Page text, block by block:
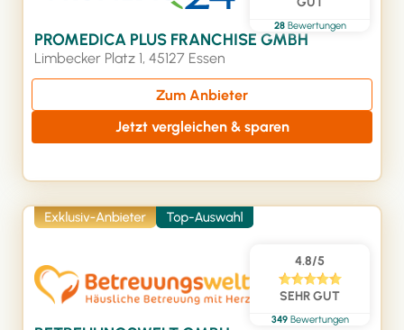
28 Bewertungen
PROMEDICA PLUS FRANCHISE GMBH
Limbecker Platz 1, 45127 Essen
Zum Anbieter
Jetzt vergleichen & sparen
4.8/5
SEHR GUT
349 Bewertungen